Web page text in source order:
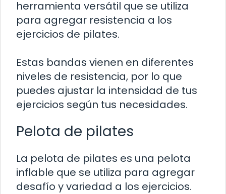
herramienta versátil que se utiliza
para agregar resistencia a los
ejercicios de pilates.
Estas bandas vienen en diferentes
niveles de resistencia, por lo que
puedes ajustar la intensidad de tus
ejercicios según tus necesidades.
Pelota de pilates
La pelota de pilates es una pelota
inflable que se utiliza para agregar
desafío y variedad a los ejercicios.